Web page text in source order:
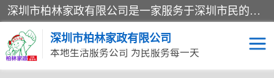
深圳市柏林家政有限公司是一家服务于深圳市民的专业家政公司。致力于为客户提供高质量、多维度的家庭服务，包括养老、母婴、月嫂育婴早教、康复理疗、家电清洗和保洁等方面的专业服务。
深圳市柏林家政有限公司
本地生活服务公司 为民服务每一天